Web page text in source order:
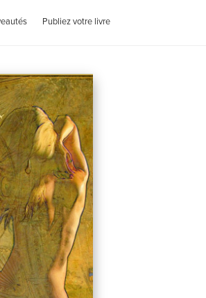
Publiez votre livre